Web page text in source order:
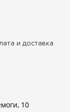
и доставка
10